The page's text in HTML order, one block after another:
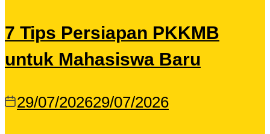
7 Tips Persiapan PKKMB
untuk Mahasiswa Baru
29/07/202629/07/2026